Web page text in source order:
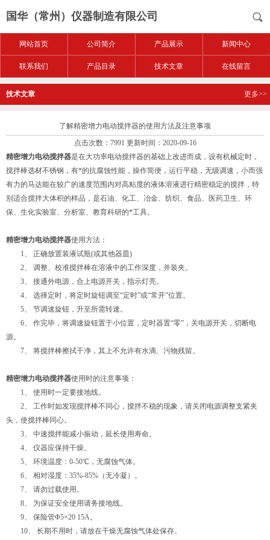
国华（常州）仪器制造有限公司
网站首页 公司简介 产品展示 新闻中心
联系我们 产品目录 技术文章 在线留言
技术文章 更多>>
了解精密增力电动搅拌器的使用方法及注意事项
点击次数：7991 更新时间：2020-09-16
精密增力电动搅拌器是在大功率电动搅拌器的基础上改进而成，设有机械定时，
搅拌棒选材不锈钢，有*的抗腐蚀性能，操作简便，运行平稳，无级调速，小而强
有力的马达能在较广的速度范围内对高粘度的液体溶液进行精密稳定的搅拌，特
别适合搅拌大体积的样品，是石油、化工、冶金、纺织、食品、医药卫生、环
保、生化实验室、分析室、教育科研的*工具。
精密增力电动搅拌器使用方法：
1、 正确放置装液试瓶(或其他器皿)
2、 调整、校准搅拌棒在溶液中的工作深度，并装夹。
3、 接通外电源，合上电源开关，指示灯亮。
4、 选择定时，将定时旋钮调至“定时”或“常开”位置。
5、 节调速旋钮，升至所需转速。
6、 作完毕，将调速旋钮置于小位置，定时器置“零”，关电源开关，切断电
源。
7、 将搅拌棒擦拭干净，其上不允许有水滴、污物残留。
精密增力电动搅拌器使用时的注意事项：
1、 使用时一定要接地线。
2、 工作时如发现搅拌棒不同心，搅拌不稳的现象，请关闭电源调整支紧夹
头，使搅拌棒同心。
3、 中速搅拌能减小振动，延长使用寿命。
4、 仪器应保持干燥。
5、 环境温度：0-50℃，无腐蚀气体。
6、 相对湿度：35%-85%（无冷凝）。
7、 请勿过载使用。
8、 为保证安全使用请务接地线。
9、 保险管Φ5×20 15A。
10、 长期不用时，请放在干燥无腐蚀气体处保存。